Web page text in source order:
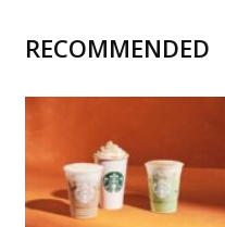
RECOMMENDED